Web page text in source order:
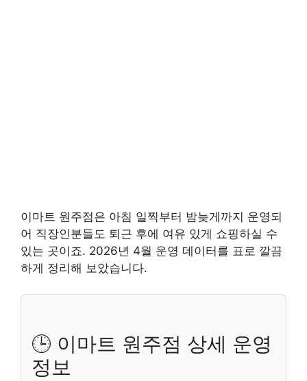
이마트 원주점은 아침 일찍부터 밤늦게까지 운영되
어 직장인분들도 퇴근 후에 여유 있게 쇼핑하실 수
있는 곳이죠. 2026년 4월 운영 데이터를 표로 깔끔
하게 정리해 보았습니다.
🕒 이마트 원주점 상세 운영
정보